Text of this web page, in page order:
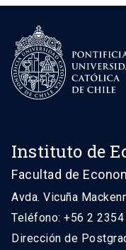
Instituto de
Facultad de
Avda. Vicuña
Teléfono: +56 2 2354
Dirección de